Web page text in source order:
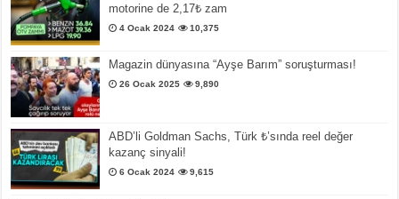
motorine de 2,17₺ zam
4 Ocak 2024 10,375
Magazin dünyasına “Ayşe Barım” soruşturması!
26 Ocak 2025 9,890
ABD’li Goldman Sachs, Türk ₺’sında reel değer
kazanç sinyali!
6 Ocak 2024 9,615